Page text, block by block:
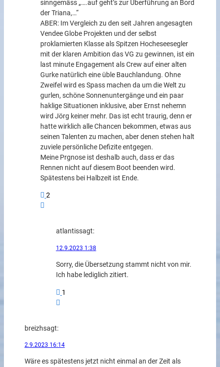
sinngemäss „….auf geht’s zur Überführung an Bord
der Triana,…“
ABER: Im Vergleich zu den seit Jahren angesagten
Vendee Globe Projekten und der selbst
proklamierten Klasse als Spitzen Hocheseesegler
mit der klaren Ambition das VG zu gewinnen, ist ein
last minute Engagement als Crew auf einer alten
Gurke natürlich eine üble Bauchlandung. Ohne
Zweifel wird es Spass machen da um die Welt zu
gurlen, schöne Sonnenuntergänge und ein paar
haklige Situationen inklusive, aber Ernst nehemn
wird Jörg keiner mehr. Das ist echt traurig, denn er
hatte wirklich alle Chancen bekommen, etwas aus
seinen Talenten zu machen, aber denen stehen halt
zuviele persönliche Defizite entgegen.
Meine Prgnose ist deshalb auch, dass er das
Rennen nicht auf diesem Boot beenden wird.
Spätestens bei Halbzeit ist Ende.
2
atlantissagt:
12.9.2023 1:38
Sorry, die Übersetzung stammt nicht von mir.
Ich habe lediglich zitiert.
1
breizhsagt:
2.9.2023 16:14
Wäre es spätestens jetzt nicht einmal an der Zeit als